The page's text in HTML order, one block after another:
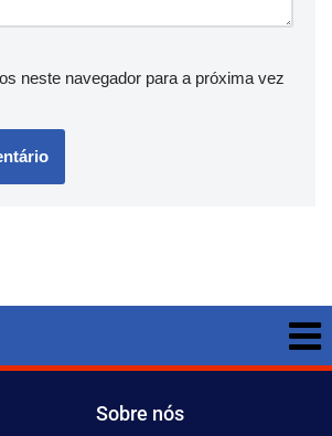
neste navegador para a próxima vez
Sobre nós